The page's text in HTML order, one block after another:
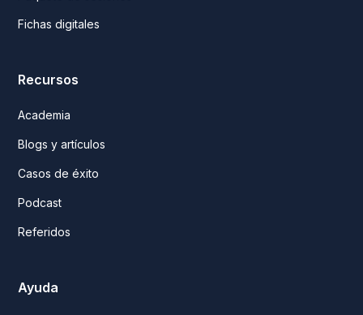
Fichas digitales
Recursos
Academia
Blogs y artículos
Casos de éxito
Podcast
Referidos
Ayuda